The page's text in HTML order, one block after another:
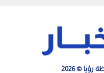
© 2026